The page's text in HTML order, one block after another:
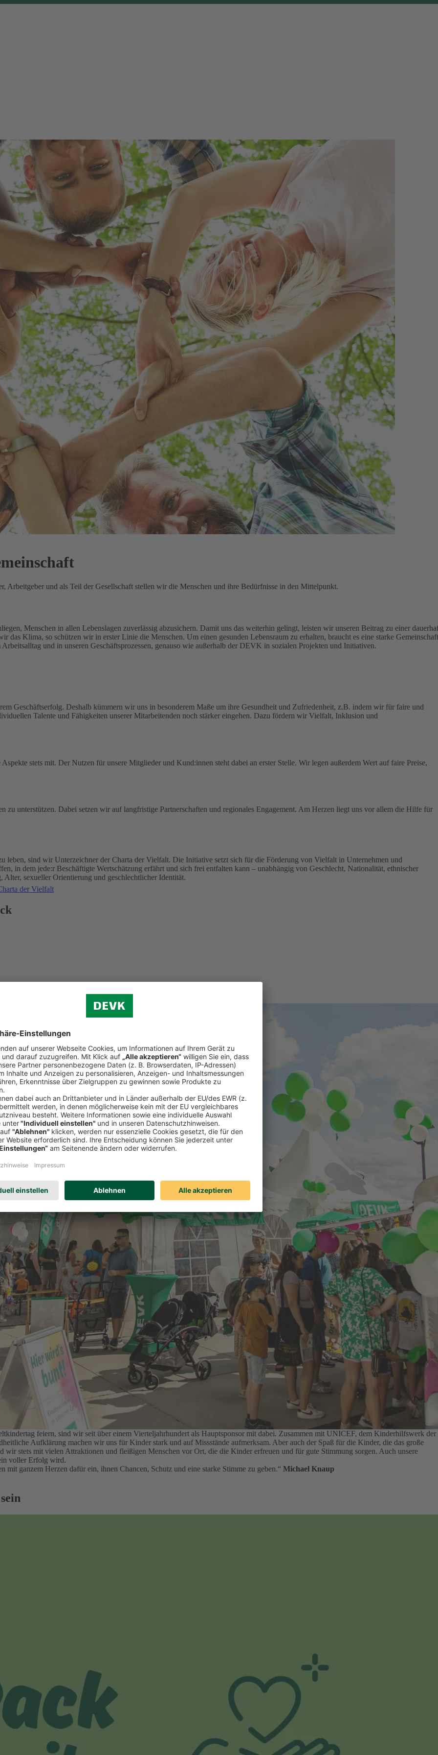
Arbeitgeber und als Teil der Gesellschaft stellen wir die Menschen und ihre Bedürfnisse in den Mittelpunkt.
Menschen in allen Lebenslagen zuverlässig abzusichern. Damit uns das weiterhin gelingt, leisten wir unseren Beitrag zu einer
das Klima, so schützen wir in erster Linie die Menschen. Um einen gesunden Lebensraum zu erhalten, braucht es eine starke
und in unseren Geschäftsprozessen, genauso wie außerhalb der DEVK in sozialen Projekten und Initiativen.
Geschäftserfolg. Deshalb kümmern wir uns in besonderem Maße um ihre Gesundheit und Zufriedenheit, z.B. indem wir für faire und
Talente und Fähigkeiten unserer Mitarbeitenden noch stärker eingehen. Dazu fördern wir Vielfalt, Inklusion und
stets mit. Der Nutzen für unsere Mitglieder und Kund:innen steht dabei an erster Stelle. Wir legen außerdem Wert auf faire Preise,
zu unterstützen. Dabei setzen wir auf langfristige Partnerschaften und regionales Engagement. Am Herzen liegt uns vor allem die Hilfe für
leben, sind wir Unterzeichner der Charta der Vielfalt. Die Initiative setzt sich für die Förderung von Vielfalt in Unternehmen und
in dem jede:r Beschäftigte Wertschätzung erfährt und sich frei entfalten kann – unabhängig von Geschlecht, Nationalität, ethnischer
sexueller Orientierung und geschlechtlicher Identität.
der Vielfalt
Weltkindertag
feiern, sind wir seit über einem Vierteljahrhundert als Hauptsponsor mit dabei. Zusammen mit UNICEF, dem Kinderhilfswerk der
Aufklärung machen wir uns für Kinder stark und auf Missstände aufmerksam. Aber auch der Spaß für die Kinder, die das große
wir stets mit vielen Attraktionen und fleißigen Menschen vor Ort, die die Kinder erfreuen und für gute Stimmung sorgen. Auch unsere
voller Erfolg wird.
mit ganzem Herzen dafür ein, ihnen Chancen, Schutz und eine starke Stimme zu geben.“ Michael Knaup